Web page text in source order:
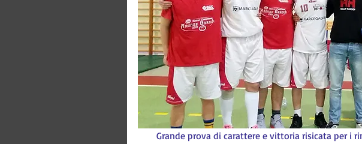
Grande prova di carattere e vittoria risicata per i